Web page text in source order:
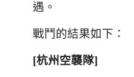
遇。
戰鬥的結果如下：
[杭州空襲隊]